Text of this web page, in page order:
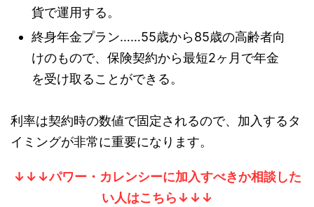
貨で運用する。
終身年金プラン……55歳から85歳の高齢者向
けのもので、保険契約から最短2ヶ月で年金
を受け取ることができる。
利率は契約時の数値で固定されるので、加入するタ
イミングが非常に重要になります。
↓↓↓パワー・カレンシーに加入すべきか相談した
い人はこちら↓↓↓